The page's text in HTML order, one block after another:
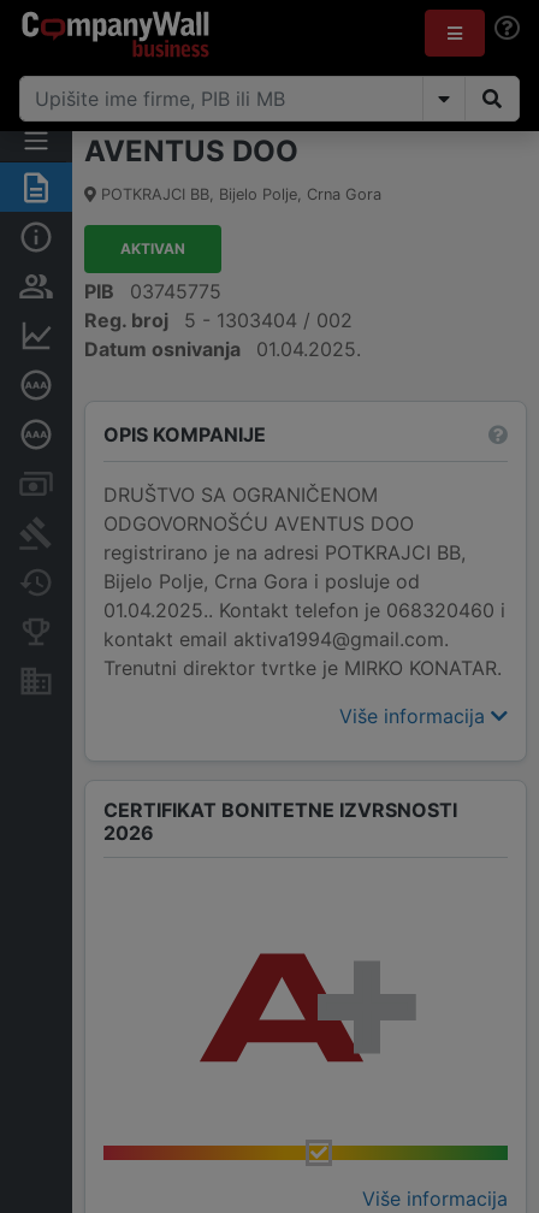
Sažetak
Osobe i vlasništvo
Finansijski podaci
Dubinska bonitetna ocjena
Računi i blokade
Arhiva sudskih objava
Promjene
Konkurentne kompanije
Nekretnine i imovina
AVENTUS DOO
POTKRAJCI BB, Bijelo Polje, Crna Gora
AKTIVAN
PIB
03745775
Reg. broj
5 - 1303404 / 002
Datum osnivanja
01.04.2025.
OPIS KOMPANIJE
DRUŠTVO SA OGRANIČENOM
ODGOVORNOŠĆU AVENTUS DOO
registrirano je na adresi POTKRAJCI BB,
Bijelo Polje, Crna Gora i posluje od
01.04.2025.. Kontakt telefon je 068320460 i
kontakt email aktiva1994@gmail.com.
Trenutni direktor tvrtke je MIRKO KONATAR.
Više informacija
CERTIFIKAT BONITETNE IZVRSNOSTI
2026
Više informacija